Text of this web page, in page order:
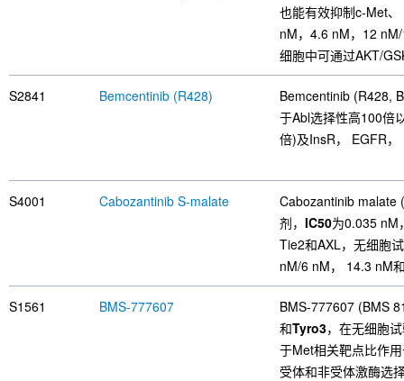
也能有效抑制c-Met
nM，4.6 nM，12
细胞中可通过AKT/
S2841 Bemcentinib (R428)
Bemcentinib (R428,
于Abl选择性高100倍
倍)及InsR， EGFR
S4001 Cabozantinib S-malate
Cabozantinib malate
剂， IC50为0.035 nM
Tie2和AXL，无细胞
nM/6 nM， 14.3 nM
S1561 BMS-777607
BMS-777607 (BMS
和Tyro3，在无细胞
于Met相关靶点比作
受体和非受体激酶选